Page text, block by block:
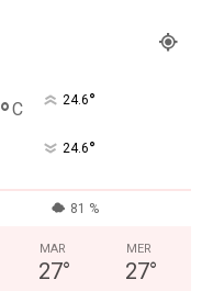
°C 24.6°
24.6°
81 %
MAR
27°
MER
27°